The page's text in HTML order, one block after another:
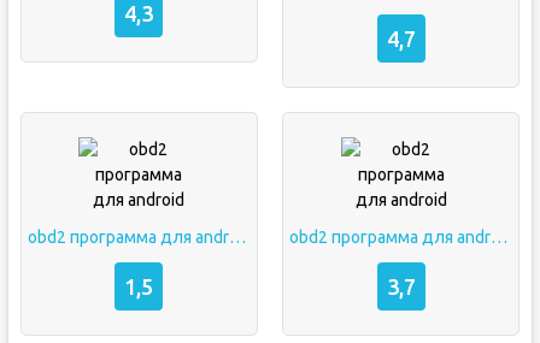
4,3
4,7
obd2 программа для android
1,5
obd2 программа для android
3,7